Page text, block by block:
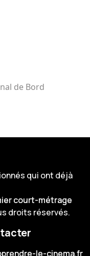
de Bord
qui ont déjà
court-métrage
court-métrage
droits réservés.
le-cinema.fr
le-cinema.fr